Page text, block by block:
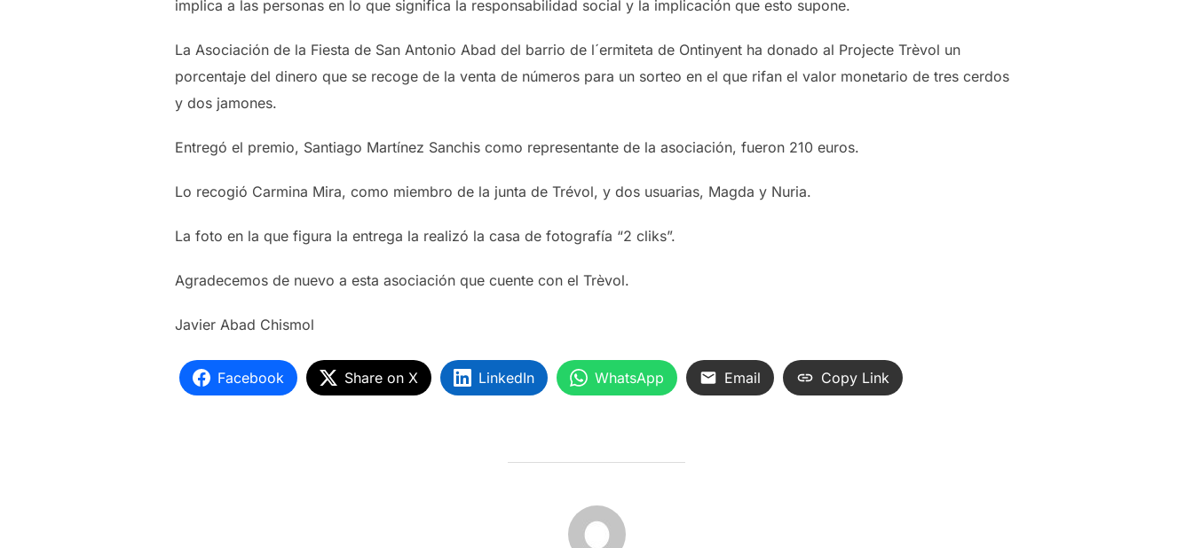
implica a las personas en lo que significa la responsabilidad social y la implicación que esto supone.
La Asociación de la Fiesta de San Antonio Abad del barrio de l´ermiteta de Ontinyent ha donado al Projecte Trèvol un
porcentaje del dinero que se recoge de la venta de números para un sorteo en el que rifan el valor monetario de tres cerdos
y dos jamones.
Entregó el premio, Santiago Martínez Sanchis como representante de la asociación, fueron 210 euros.
Lo recogió Carmina Mira, como miembro de la junta de Trévol, y dos usuarias, Magda y Nuria.
La foto en la que figura la entrega la realizó la casa de fotografía “2 cliks”.
Agradecemos de nuevo a esta asociación que cuente con el Trèvol.
Javier Abad Chismol
Facebook Share on X LinkedIn WhatsApp Email Copy Link
AUTOR DE LA ENTRADA